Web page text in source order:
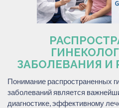
ЗАБОЛЕВАНИЯ И
Понимание распространенных
заболеваний является
диагностике, эффективному